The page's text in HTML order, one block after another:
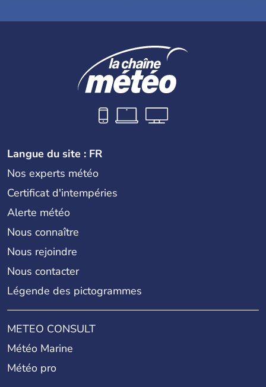
Langue du site : FR
Nos experts météo
Certificat d'intempéries
Alerte météo
Nous connaître
Nous rejoindre
Nous contacter
Légende des pictogrammes
METEO CONSULT
Météo Marine
Météo pro